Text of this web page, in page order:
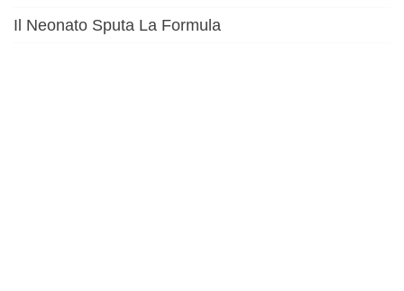
Il Neonato Sputa La Formula